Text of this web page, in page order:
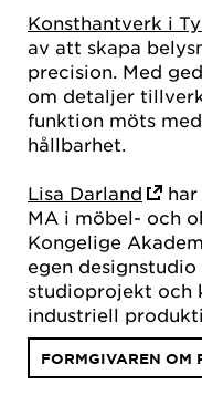
Konsthantverk i
av att skapa
precision. Med
om detaljer
funktion möts
hållbarhet.
Lisa Darland
MA i möbel- och
Kongelige
egen
studioprojekt och
industriell
FORMGIVAREN OM